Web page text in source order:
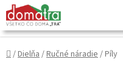
Prejsť
na
obsah
Domov
/Dielňa/Ručné náradie/Píly